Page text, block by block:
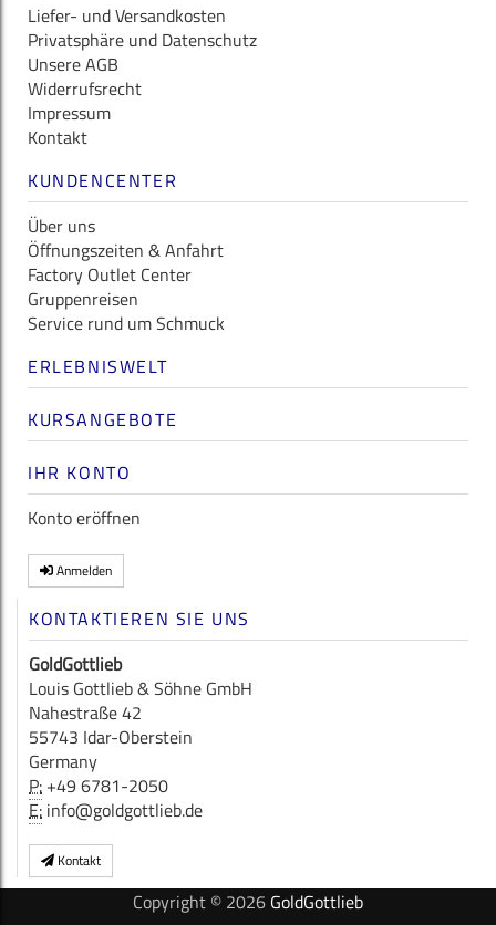
Liefer- und Versandkosten
Privatsphäre und Datenschutz
Unsere AGB
Widerrufsrecht
Impressum
Kontakt
KUNDENCENTER
Über uns
Öffnungszeiten & Anfahrt
Factory Outlet Center
Gruppenreisen
Service rund um Schmuck
ERLEBNISWELT
KURSANGEBOTE
IHR KONTO
Konto eröffnen
Anmelden
KONTAKTIEREN SIE UNS
GoldGottlieb
Louis Gottlieb & Söhne GmbH
Nahestraße 42
55743 Idar-Oberstein
Germany
P: +49 6781-2050
E: info@goldgottlieb.de
Kontakt
Copyright © 2026 GoldGottlieb